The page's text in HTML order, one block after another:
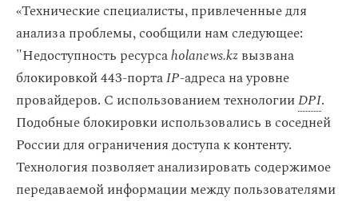
«Технические специалисты, привлеченные для
анализа проблемы, сообщили нам следующее:
"Недоступность ресурсаholanews.kzвызвана
блокировкой 443-портаIP-адреса на уровне
провайдеров. С использованием технологииDPI.
Подобные блокировки использовались в соседней
России для ограничения доступа к контенту.
Технология позволяет анализировать содержимое
передаваемой информации между пользователями